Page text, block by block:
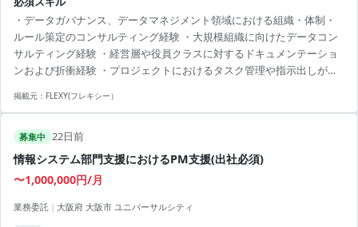
頼で、データガバナンスの構築に向けてコンサルティングをしていた
だきたいとの相談です。 複数社が関わる会議体の中で、データガバナ
ンスに関する協議を主導し、合意形成を促す必要があります。当該企
業内でのリソース不足により募集することとなりました。 ※働き方：
基本リモート、週1回程度出社の可能性あり
・データガバナンス、データマネジメント領域における組織・体制・
ルール策定のコンサルティング経験 ・大規模組織に向けたデータコン
サルティング経験 ・経営層や役員クラスに対するドキュメンテーショ
ンおよび折衝経験 ・プロジェクトにおけるタスク管理や指示出しがで
掲載元： FLEXY(フレキシー）
募集中 22日前
情報システム部門支援におけるPM支援(出社必須)
〜1,000,000円/月
業務委託 | 大阪府 大阪市 ユニバーサルシティ